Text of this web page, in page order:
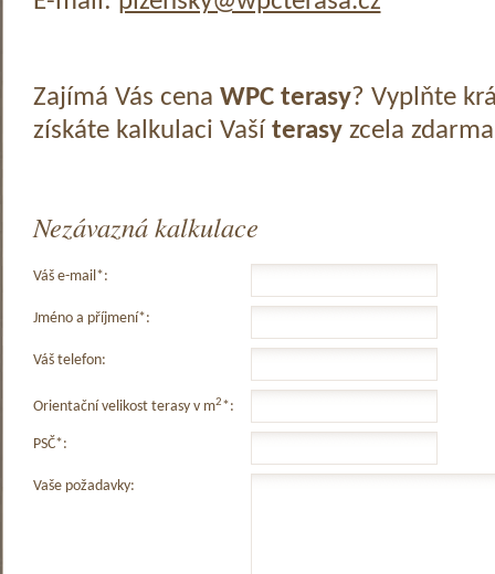
Zajímá Vás cena WPC terasy? Vyplňte
získáte kalkulaci Vaší terasyzcela
Nezávazná kalkulace
Váš e-mail*:
Jméno a příjmení*:
Váš telefon:
Orientační velikost terasy v m2*:
PSČ*:
Vaše požadavky: